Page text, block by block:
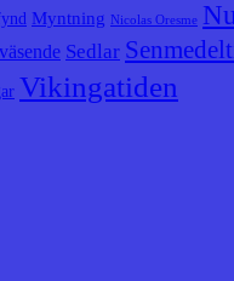
Myntning Nicolas Oresme
Sedlar
Vikingatiden